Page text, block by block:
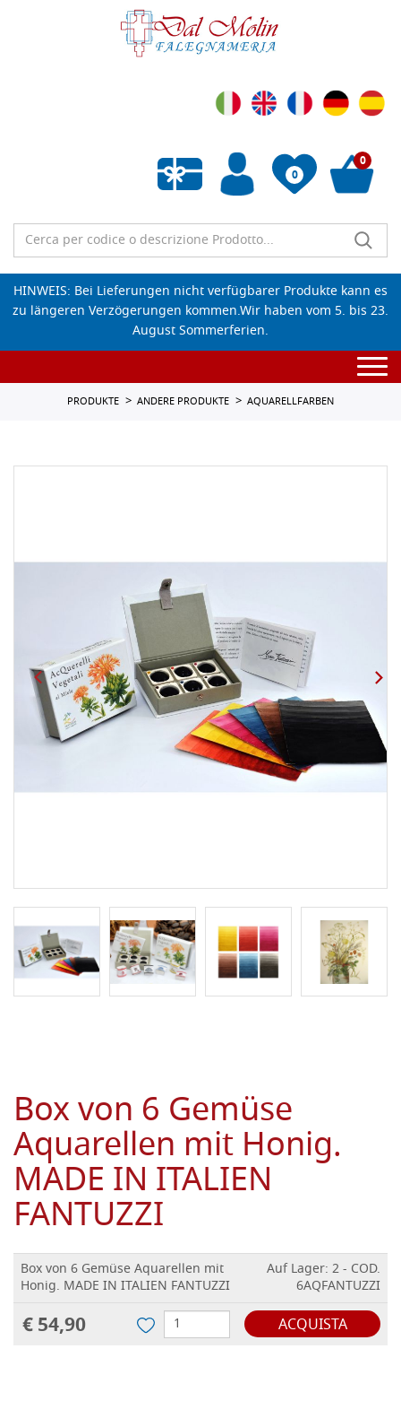
0
Wunschliste leeren
0
HINWEIS: Bei Lieferungen nicht verfügbarer Produkte kann es
zu längeren Verzögerungen kommen.Wir haben vom 5. bis 23.
August Sommerferien.
PRODUKTE ANDERE PRODUKTE AQUARELLFARBEN
Box von 6 Gemüse
Aquarellen mit Honig.
MADE IN ITALIEN
FANTUZZI
Box von 6 Gemüse Aquarellen mit
Honig. MADE IN ITALIEN FANTUZZI
Auf Lager: 2 - COD.
6AQFANTUZZI
€ 54,90 ACQUISTA